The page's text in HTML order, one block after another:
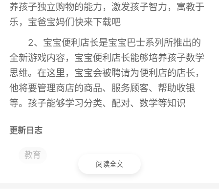
养孩子独立购物的能力，激发孩子智力，寓教于
乐，宝爸宝妈们快来下载吧
2、宝宝便利店长是宝宝巴士系列所推出的
全新游戏内容，宝宝便利店长能够培养孩子数学
思维。在这里，宝宝会被聘请为便利店的店长，
他将要管理商店的商品、服务顾客、帮助收银
等。孩子能够学习分类、配对、数学等知识
更新日志
【细节优化】提升益智互动体验，助力儿童
快乐启蒙，家庭轻松育儿！
教育
阅读全文